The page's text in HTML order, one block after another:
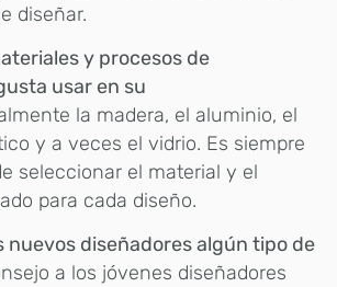
diseñar.
y procesos de
usar en su
la madera, el aluminio, el
y a veces el vidrio. Es siempre
seleccionar el material y el
para cada diseño.
nuevos diseñadores algún tipo de
a los jóvenes diseñadores